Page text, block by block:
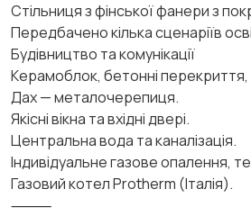
Стільниця з фінської фанери з
Передбачено кілька сценаріїв
Будівництво та комунікації
Керамоблок, бетонні
Дах — металочерепиця.
Якісні вікна та вхідні двері.
Центральна вода та каналізація.
Індивідуальне газове опалення,
Газовий котел Protherm (Італія).
⸻